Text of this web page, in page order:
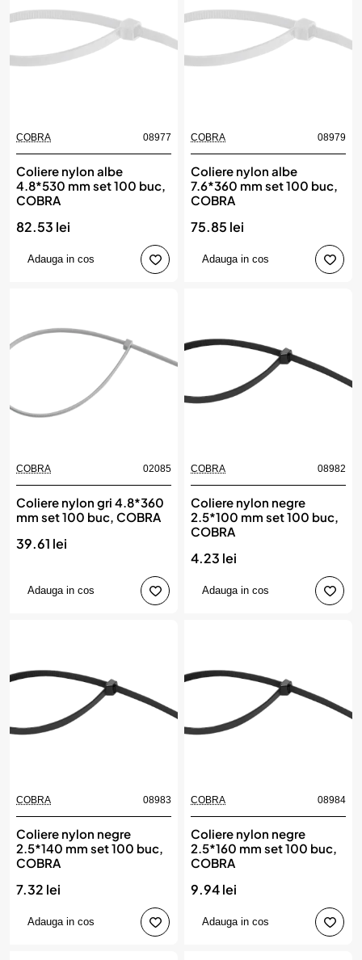
COBRA 08977
Coliere nylon albe
4.8*530 mm set 100 buc,
COBRA
82.53 lei
Adauga in cos
COBRA 08979
Coliere nylon albe
7.6*360 mm set 100 buc,
COBRA
75.85 lei
Adauga in cos
COBRA 02085
Coliere nylon gri 4.8*360
mm set 100 buc, COBRA
39.61 lei
Adauga in cos
COBRA 08982
Coliere nylon negre
2.5*100 mm set 100 buc,
COBRA
4.23 lei
Adauga in cos
COBRA 08983
Coliere nylon negre
2.5*140 mm set 100 buc,
COBRA
7.32 lei
Adauga in cos
COBRA 08984
Coliere nylon negre
2.5*160 mm set 100 buc,
COBRA
9.94 lei
Adauga in cos